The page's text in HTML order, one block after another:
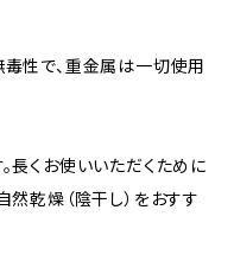
性で、重金属は一切使用
長くお使いいただくために
然乾燥（陰干し）をおすす